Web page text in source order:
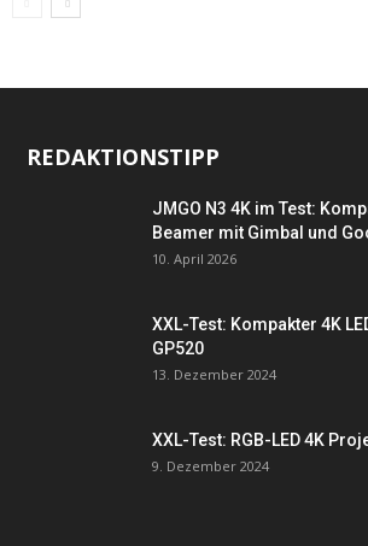
REDAKTIONSTIPP
JMGO N3 4K im Test:
Beamer mit Gimbal und
10. April 2026
XXL-Test: Kompakter 4K
GP520
13. Dezember 2024
XXL-Test: RGB-LED 4K
9. Dezember 2024